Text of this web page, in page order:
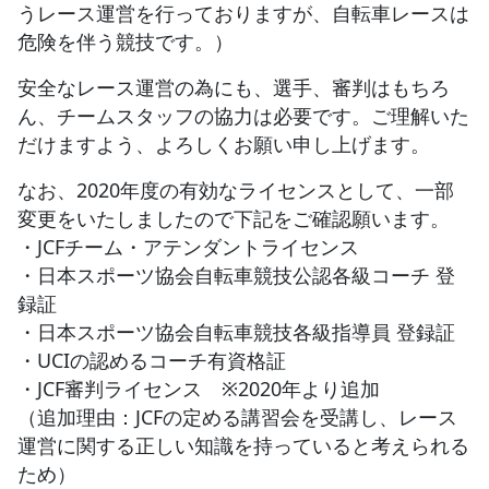
うレース運営を行っておりますが、自転車レースは
危険を伴う競技です。）
安全なレース運営の為にも、選手、審判はもちろ
ん、チームスタッフの協力は必要です。ご理解いた
だけますよう、よろしくお願い申し上げます。
なお、2020年度の有効なライセンスとして、一部
変更をいたしましたので下記をご確認願います。
・JCFチーム・アテンダントライセンス
・日本スポーツ協会自転車競技公認各級コーチ 登
録証
・日本スポーツ協会自転車競技各級指導員 登録証
・UCIの認めるコーチ有資格証
・JCF審判ライセンス ※2020年より追加
（追加理由：JCFの定める講習会を受講し、レース
運営に関する正しい知識を持っていると考えられる
ため）